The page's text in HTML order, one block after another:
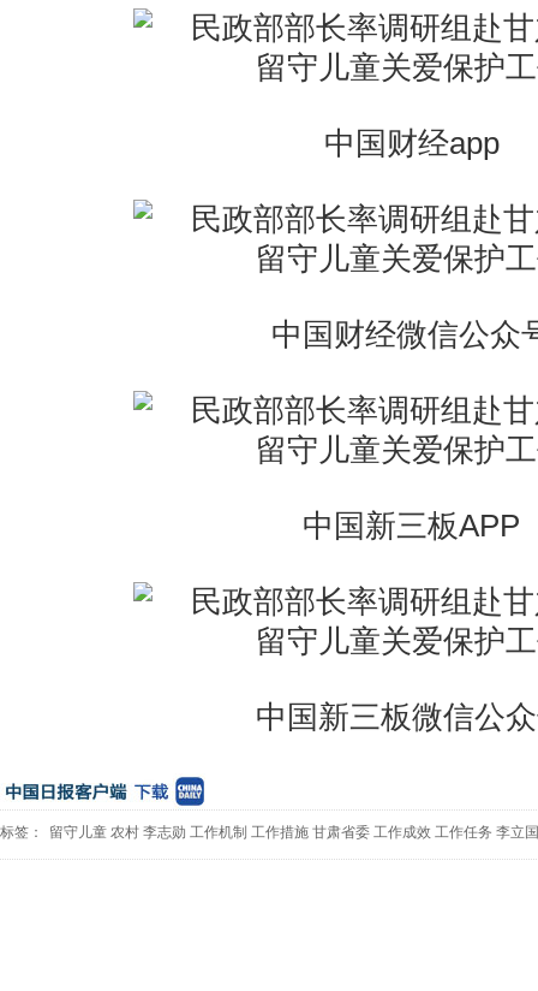
中国财经app
中国财经微信公众
中国新三板APP
中国新三板微信公
标签： 留守儿童 农村 李志勋 工作机制 工作措施 甘肃省委 工作成效 工作任务 李立国